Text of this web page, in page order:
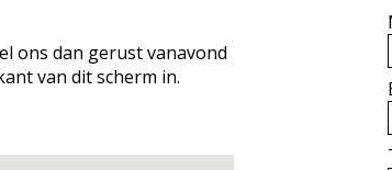
ons dan gerust vanavond
van dit scherm in.